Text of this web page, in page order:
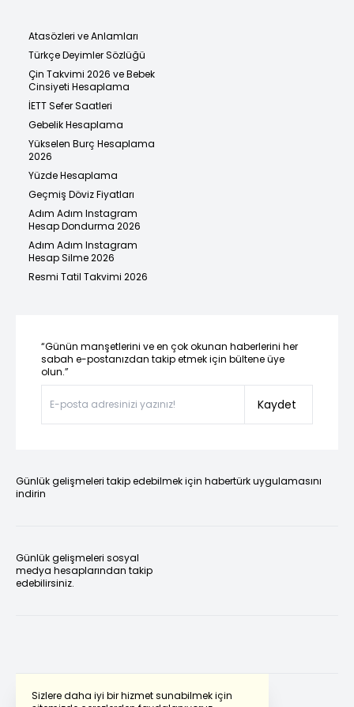
Sizlere daha iyi bir hizmet sunabilmek için
Atasözleri ve Anlamları
Türkçe Deyimler Sözlüğü
Çin Takvimi 2026 ve Bebek
Cinsiyeti Hesaplama
İETT Sefer Saatleri
Gebelik Hesaplama
Yükselen Burç Hesaplama
2026
Yüzde Hesaplama
Geçmiş Döviz Fiyatları
Adım Adım Instagram
Hesap Dondurma 2026
Adım Adım Instagram
Hesap Silme 2026
Resmi Tatil Takvimi 2026
“Günün manşetlerini ve en çok okunan haberlerini her
sabah e-postanızdan takip etmek için bültene üye
olun.”
Kaydet
Günlük gelişmeleri takip edebilmek için habertürk uygulamasını
indirin
Günlük gelişmeleri sosyal
medya hesaplarından takip
edebilirsiniz.